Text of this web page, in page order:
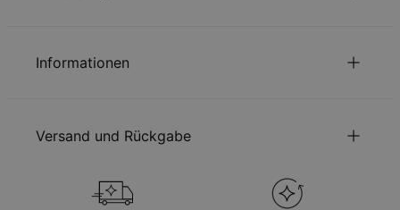
Produktionsprozessen. Lesen Sie über die positiven
Nachhaltigkeitspraktiken
Schmuckpflege
Informationen
Kettenlänge
17.7 cm / 20 cm
kubischer Zirkonia
Versand und Rückgabe